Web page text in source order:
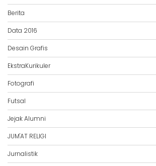
Berita
Data 2016
Desain Grafis
EkstraKurikuler
Fotografi
Futsal
Jejak Alumni
JUM'AT RELIGI
Jurnalistik